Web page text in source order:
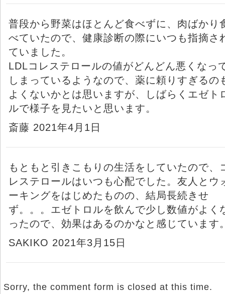
普段から野菜はほとんど食べずに、肉ばかり
べていたので、健康診断の際にいつも指摘さ
ていました。
LDLコレステロールの値がどんどん悪くなっ
しまっているようなので、薬に頼りすぎるの
よくないかとは思いますが、しばらくエゼト
ルで様子を見たいと思います。
斎藤 2021年4月1日
もともと引きこもりの生活をしていたので、
レステロールはいつも心配でした。友人とウ
ーキングをはじめたものの、結局長続きせ
ず。。。エゼトロルを飲んで少し数値がよく
ったので、効果はあるのかなと感じています
SAKIKO 2021年3月15日
Sorry, the comment form is closed at this time.